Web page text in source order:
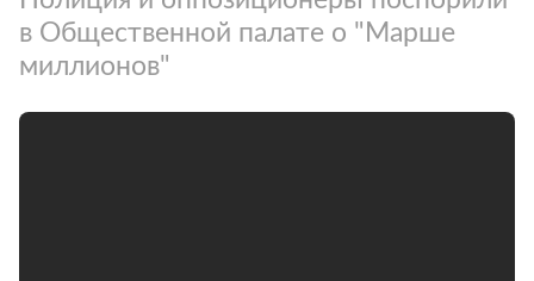
в Общественной палате о "Марше
миллионов"